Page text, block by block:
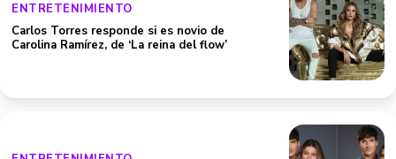
ENTRETENIMIENTO
Carlos Torres responde si es novio de
Carolina Ramírez, de ‘La reina del flow’